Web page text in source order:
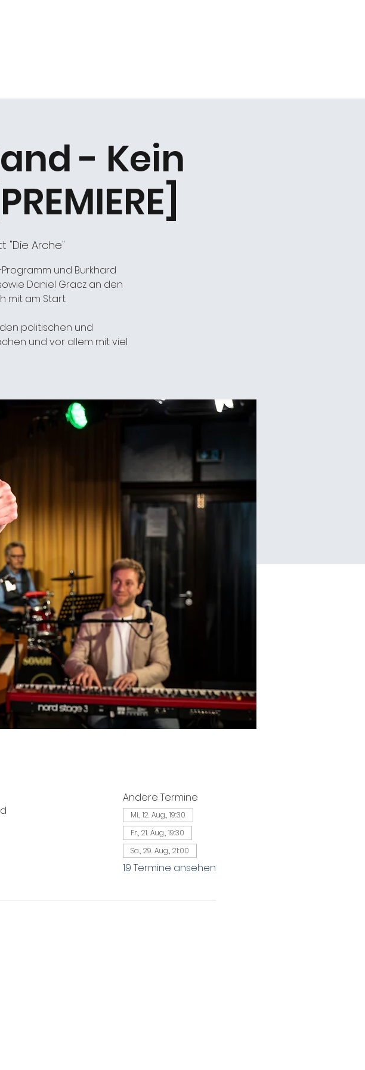
- Kein
"Die Arche"
und Burkhard
Daniel Gracz an den
mit am Start.
politischen und
und vor allem mit viel
Andere Termine
Mi., 12. Aug., 19:30
Fr., 21. Aug., 19:30
Sa., 29. Aug., 21:00
19 Termine ansehen